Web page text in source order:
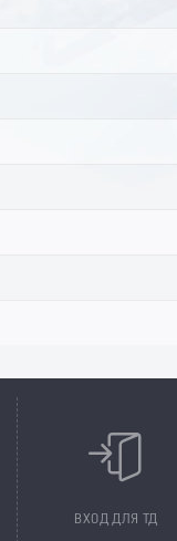
ВХОД ДЛЯ ТД